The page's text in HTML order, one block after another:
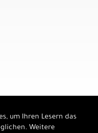
um Ihren Lesern das
Weitere
Auftrag widerrufen